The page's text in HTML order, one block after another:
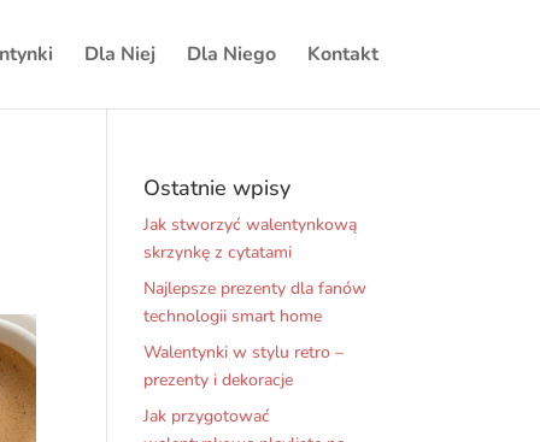
Dla Niej Dla Niego Kontakt
Ostatnie wpisy
Jak stworzyć walentynkową
skrzynkę z cytatami
Najlepsze prezenty dla fanów
technologii smart home
Walentynki w stylu retro –
prezenty i dekoracje
Jak przygotować